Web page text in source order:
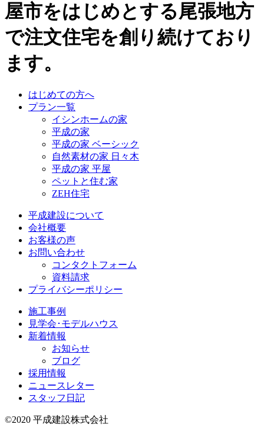
屋市をはじめとする尾張地方
で注文住宅を創り続けており
ます。
はじめての方へ
プラン一覧
イシンホームの家
平成の家
平成の家 ベーシック
自然素材の家 日々木
平成の家 平屋
ペットと住む家
ZEH住宅
平成建設について
会社概要
お客様の声
お問い合わせ
コンタクトフォーム
資料請求
プライバシーポリシー
施工事例
見学会･モデルハウス
新着情報
お知らせ
ブログ
採用情報
ニュースレター
スタッフ日記
©2020 平成建設株式会社